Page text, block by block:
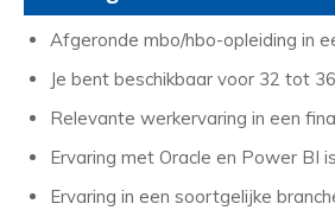
Afgeronde mbo/hbo-opleiding in
Je bent beschikbaar voor 32 tot
Relevante werkervaring in een
Ervaring met Oracle en Power BI
Ervaring in een soortgelijke